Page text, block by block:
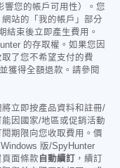
響您的帳戶可用性）。您
站的「我的帳戶」部分
結束後立即產生費用。
的存取權。如果您因
了您不希望支付的費
獲得全額退款。請參閱
立即按產品資料和註冊/
因國家/地區或促銷活動
期限向您收取費用。價
Windows 版/SpyHunter
面條款 自動續訂 ，續訂